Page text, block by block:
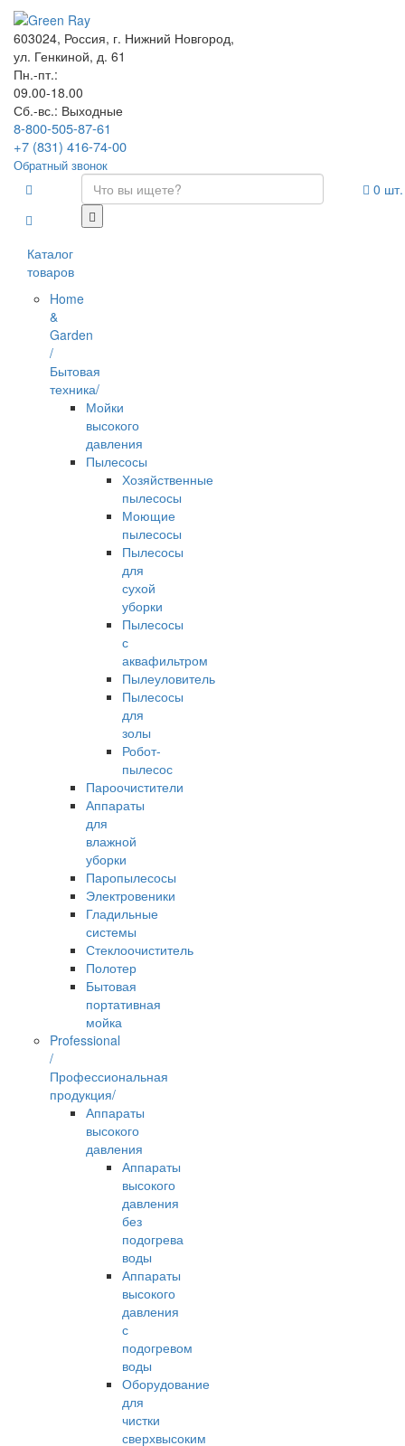
603024, Россия, г. Нижний Новгород,
ул. Генкиной, д. 61
Пн.-пт.:
09.00-18.00
Сб.-вс.: Выходные
8-800-505-87-61
+7 (831) 416-74-00
Обратный звонок
Каталог
товаров
Home
&
Garden
/
Бытовая
техника/
Мойки
высокого
давления
Пылесосы
Хозяйственные
пылесосы
Моющие
пылесосы
Пылесосы
для
сухой
уборки
Пылесосы
с
аквафильтром
Пылеуловитель
Пылесосы
для
золы
Робот-
пылесос
Пароочистители
Аппараты
для
влажной
уборки
Паропылесосы
Электровеники
Гладильные
системы
Стеклоочиститель
Полотер
Бытовая
портативная
мойка
Professional
/
Профессиональная
продукция/
Аппараты
высокого
давления
Аппараты
высокого
давления
без
подогрева
воды
Аппараты
высокого
давления
с
подогревом
воды
Оборудование
для
чистки
сверхвысоким
0